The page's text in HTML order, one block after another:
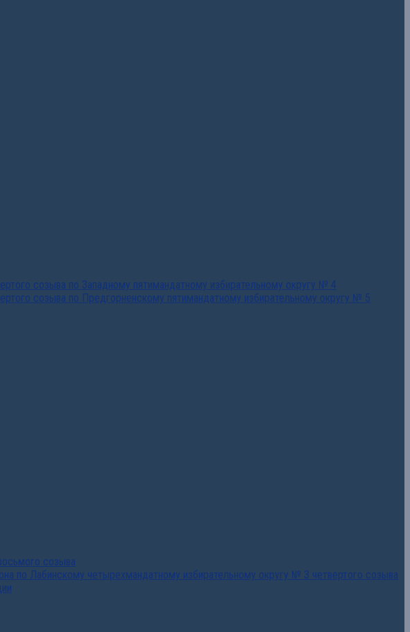
созыва по Западному пятимандатному избирательному округу № 4
созыва по Предгорненскому пятимандатному избирательному округу № 5
созыва
по Лабинскому четырехмандатному избирательному округу № 3 четвертого созыва